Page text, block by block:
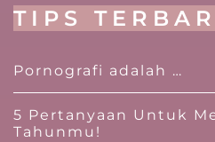
TIPS
Pornografi adalah …
5 Pertanyaan Untuk
Tahunmu!